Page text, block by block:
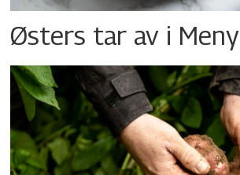
Østers tar av i Meny